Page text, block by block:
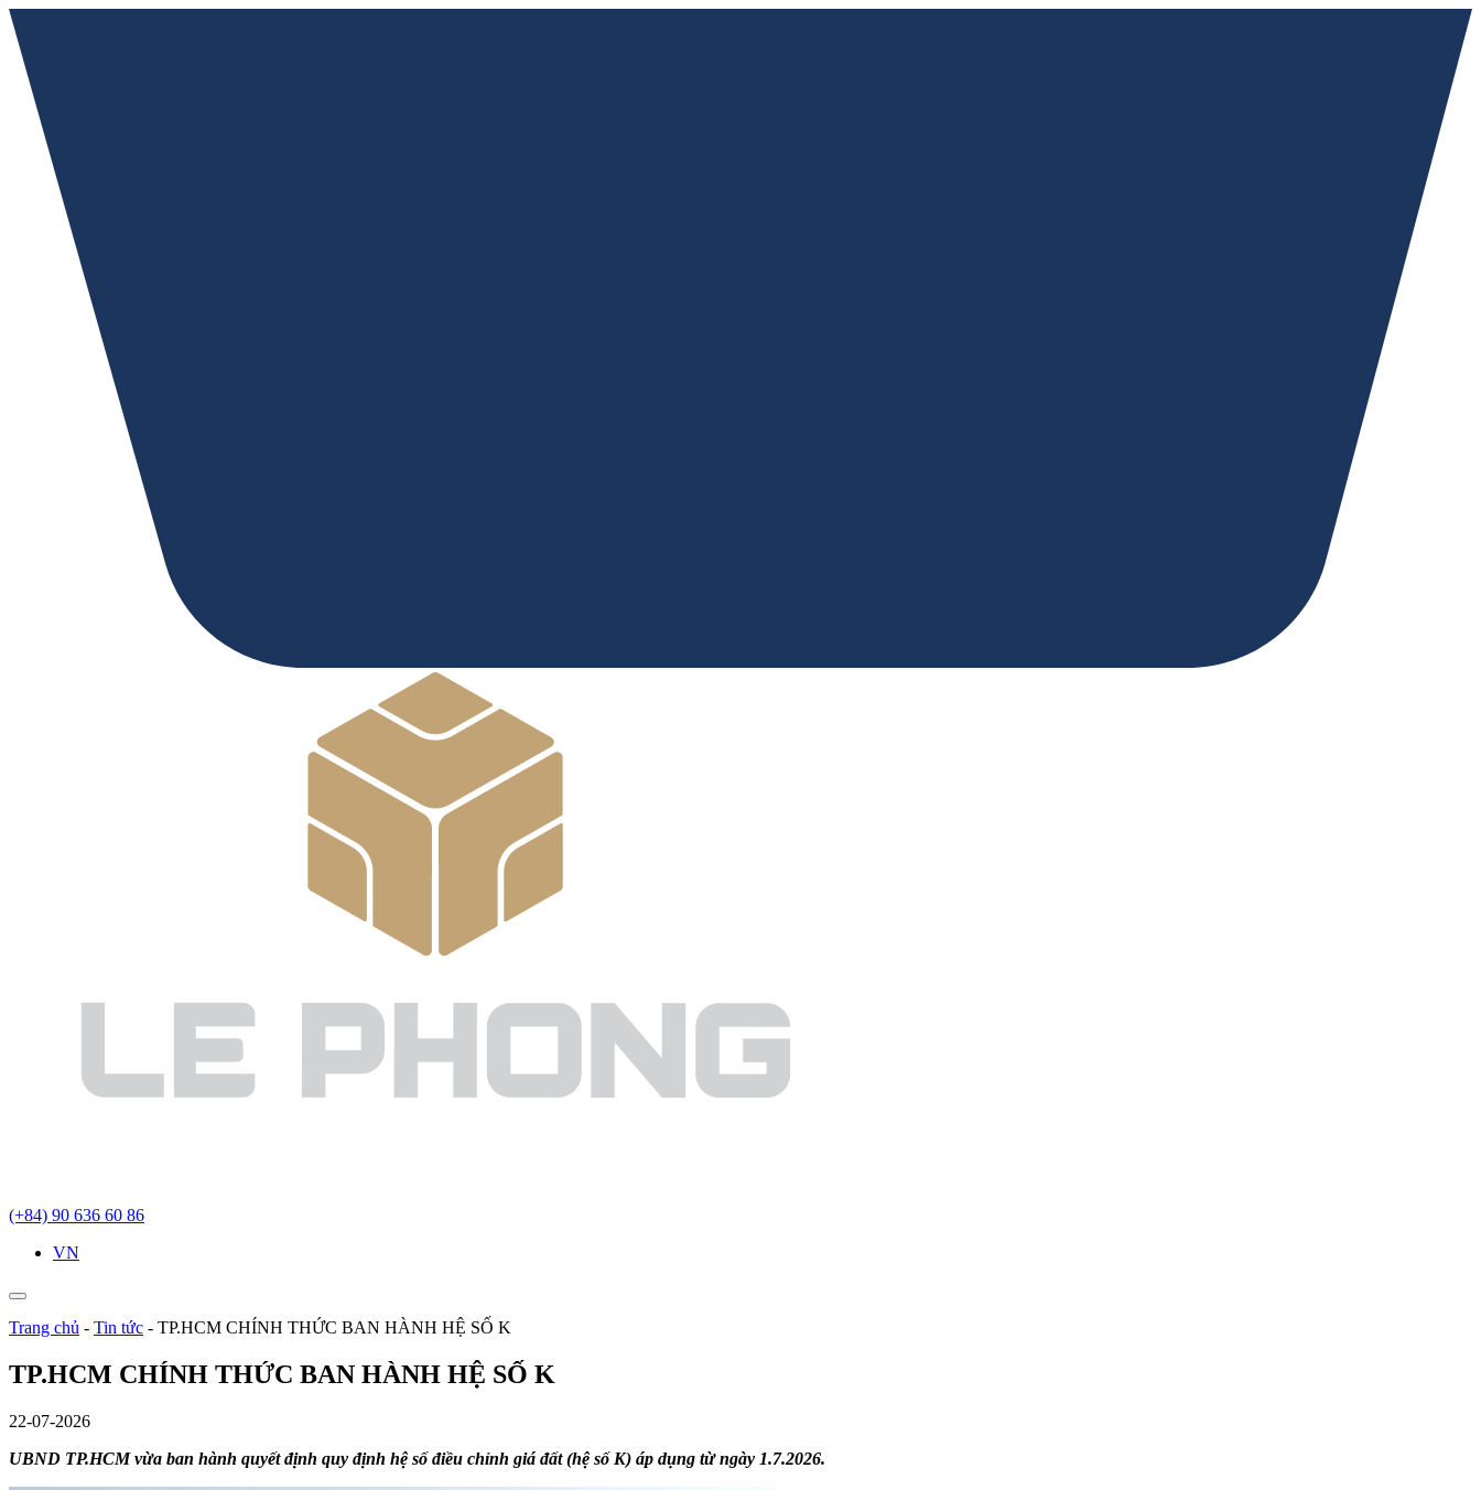
(+84) 90 636 60 86
VN
Trang chủ - Tin tức - TP.HCM CHÍNH THỨC BAN HÀNH HỆ SỐ K
TP.HCM CHÍNH THỨC BAN HÀNH HỆ SỐ K
22-07-2026
UBND TP.HCM vừa ban hành quyết định quy định hệ số điều chỉnh giá đất (hệ số K) áp dụng từ ngày 1.7.2026.